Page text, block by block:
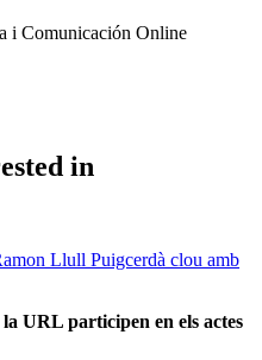
i Comunicación Online
in
Llull Puigcerdà clou amb
URL participen en els actes